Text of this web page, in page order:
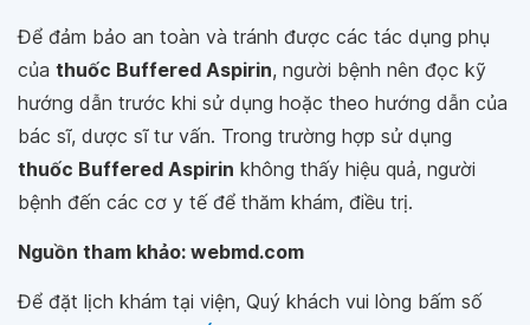
Để đảm bảo an toàn và tránh được các tác dụng phụ
của thuốc Buffered Aspirin, người bệnh nên đọc kỹ
hướng dẫn trước khi sử dụng hoặc theo hướng dẫn của
bác sĩ, dược sĩ tư vấn. Trong trường hợp sử dụng
thuốc Buffered Aspirin không thấy hiệu quả, người
bệnh đến các cơ y tế để thăm khám, điều trị.
Nguồn tham khảo: webmd.com
Để đặt lịch khám tại viện, Quý khách vui lòng bấm số